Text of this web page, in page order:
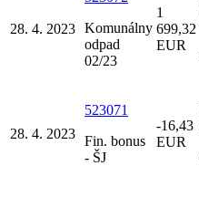
28. 4. 2023 Komunálny
odpad
02/23
1
699,32
EUR
28. 4. 2023
523071
Fin. bonus
- ŠJ
-16,43
EUR